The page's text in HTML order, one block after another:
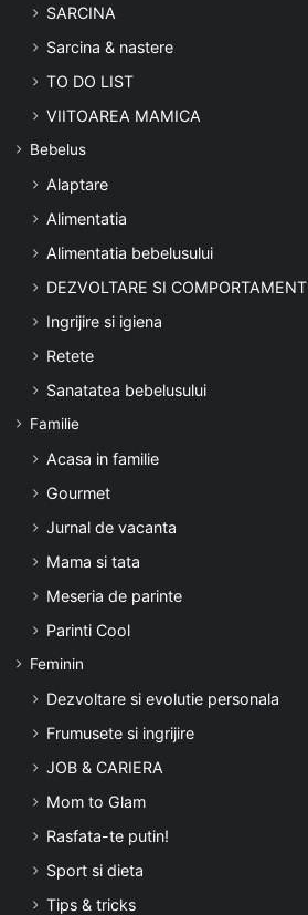
SARCINA
Sarcina & nastere
TO DO LIST
VIITOAREA MAMICA
Bebelus
Alaptare
Alimentatia
Alimentatia bebelusului
DEZVOLTARE SI COMPORTAMENT
Ingrijire si igiena
Retete
Sanatatea bebelusului
Familie
Acasa in familie
Gourmet
Jurnal de vacanta
Mama si tata
Meseria de parinte
Parinti Cool
Feminin
Dezvoltare si evolutie personala
Frumusete si ingrijire
JOB & CARIERA
Mom to Glam
Rasfata-te putin!
Sport si dieta
Tips & tricks